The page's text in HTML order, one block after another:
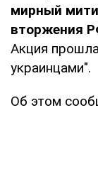
мирный
вторжения
Акция
украинцами".
Об этом